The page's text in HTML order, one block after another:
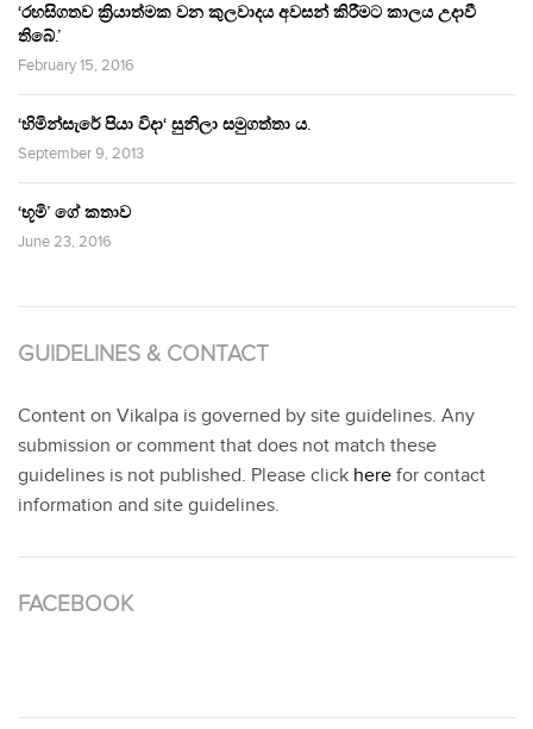
‘රහසිගතව ක්‍රියාත්මක වන කුලවාදය අවසන් කිරීමට කාලය උදාවී
තිබේ.’
February 15, 2016
‘හිමින්සැරේ පියා විදා‘ සුනිලා සමුගත්තා ය.
September 9, 2013
‘භූමි’ ගේ කතාව
June 23, 2016
GUIDELINES & CONTACT
Content on Vikalpa is governed by site guidelines. Any
submission or comment that does not match these
guidelines is not published. Please click here for contact
information and site guidelines.
FACEBOOK